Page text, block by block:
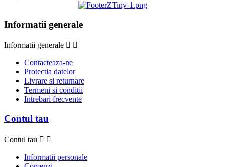
Informatii generale
Informatii generale  
Contacteaza-ne
Protectia datelor
Livrare si returnare
Termeni si conditii
Intrebari frecvente
Contul tau
Contul tau  
Informatii personale